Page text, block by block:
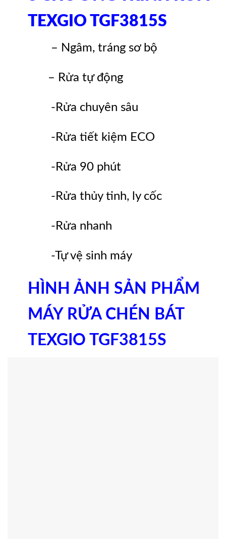
TEXGIO TGF3815S
– Ngâm, tráng sơ bộ
– Rửa tự động
-Rửa chuyên sâu
-Rửa tiết kiệm ECO
-Rửa 90 phút
-Rửa thủy tinh, ly cốc
-Rửa nhanh
-Tự vệ sinh máy
HÌNH ẢNH SẢN PHẨM
MÁY RỬA CHÉN BÁT
TEXGIO TGF3815S